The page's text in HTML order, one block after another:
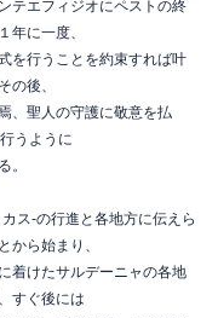
エフィジオにペストの終
年に一度、
行うことを約束すれば叶
の後、
、聖人の守護に敬意を払
うように
。
ス-の行進と各地方に伝えら
から始まり、
着けたサルデーニャの各地
すぐ後には